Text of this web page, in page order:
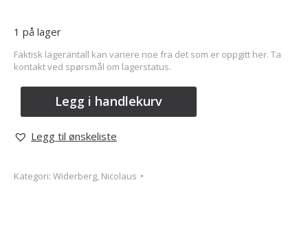
1 på lager
Faktisk lagerantall kan variere noe fra det som er oppgitt her. Ta
kontakt ved spørsmål om lagerstatus.
Legg i handlekurv
Legg til ønskeliste
Kategori: Widerberg, Nicolaus